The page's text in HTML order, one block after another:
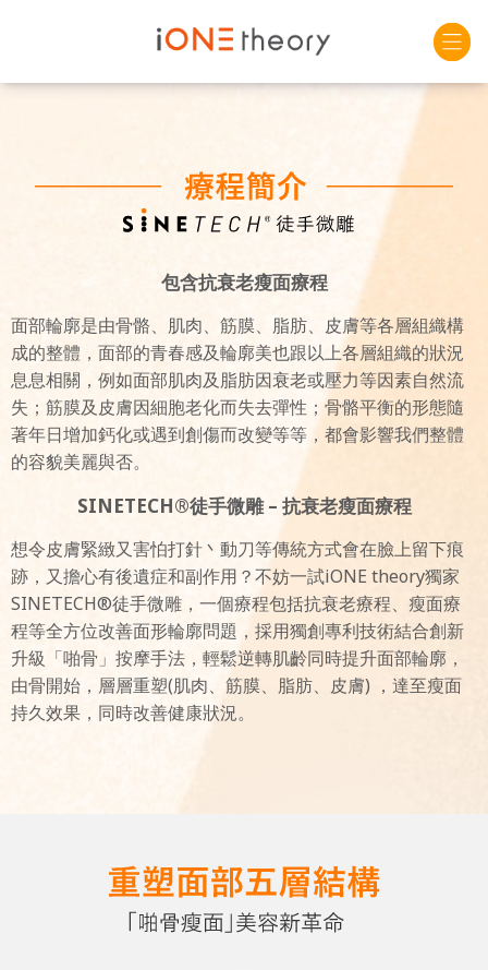
包含抗衰老瘦面療程
面部輪廓是由骨骼、肌肉、筋膜、脂肪、皮膚等各層組織構
成的整體，面部的青春感及輪廓美也跟以上各層組織的狀況
息息相關，例如面部肌肉及脂肪因衰老或壓力等因素自然流
失；筋膜及皮膚因細胞老化而失去彈性；骨骼平衡的形態隨
著年日增加鈣化或遇到創傷而改變等等，都會影響我們整體
的容貌美麗與否。
SINETECH®徒手微雕– 抗衰老瘦面療程
想令皮膚緊緻又害怕打針丶動刀等傳統方式會在臉上留下痕
跡，又擔心有後遺症和副作用？不妨一試iONE theory獨家
SINETECH®徒手微雕，一個療程包括抗衰老療程、瘦面療
程等全方位改善面形輪廓問題，採用獨創專利技術結合創新
升級「啪骨」按摩手法，輕鬆逆轉肌齡同時提升面部輪廓，
由骨開始，層層重塑(肌肉、筋膜、脂肪、皮膚) ，達至瘦面
持久效果，同時改善健康狀況。